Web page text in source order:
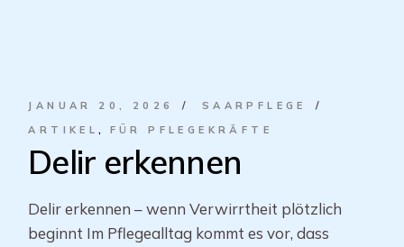
JANUAR 20, 2026
SAARPFLEGE
ARTIKEL
FÜR PFLEGEKRÄFTE
Delir erkennen
Delir erkennen – wenn Verwirrtheit plötzlich
beginnt Im Pflegealltag kommt es vor, dass